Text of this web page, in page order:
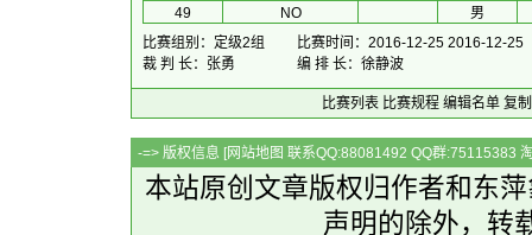
49
NO
男
比赛组别：定级2组
比赛时间：2016-12-25 2016-12-25
裁 判 长：张勇
编 排 长：徐静波
比赛列表 比赛规程 编辑名单 复
-=> 版权信息 [网站地图 联系QQ:88081492 QQ群:75115383
本站原创文章版权归作者和东
声明的除外，转